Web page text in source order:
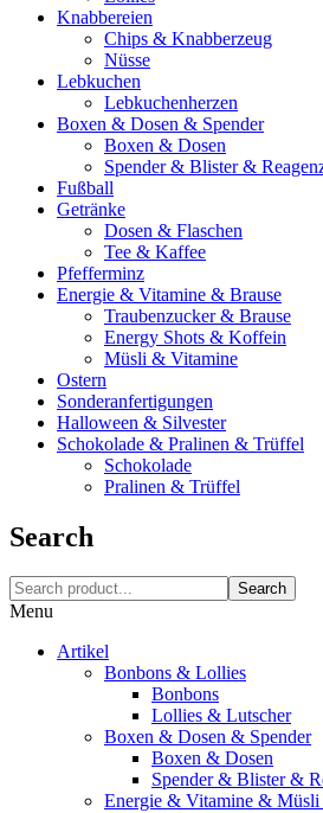
Knabbereien
Chips & Knabberzeug
Nüsse
Lebkuchen
Lebkuchenherzen
Boxen & Dosen & Spender
Boxen & Dosen
Spender & Blister &
Fußball
Getränke
Dosen & Flaschen
Tee & Kaffee
Pfefferminz
Energie & Vitamine & Brause
Traubenzucker & Brause
Energy Shots & Koffein
Müsli & Vitamine
Ostern
Sonderanfertigungen
Halloween & Silvester
Schokolade & Pralinen & Trüffel
Schokolade
Pralinen & Trüffel
Search
Search
Menu
Artikel
Bonbons & Lollies
Bonbons
Lollies & Lutscher
Boxen & Dosen & Spender
Boxen & Dosen
Spender & Blister &
Energie & Vitamine &